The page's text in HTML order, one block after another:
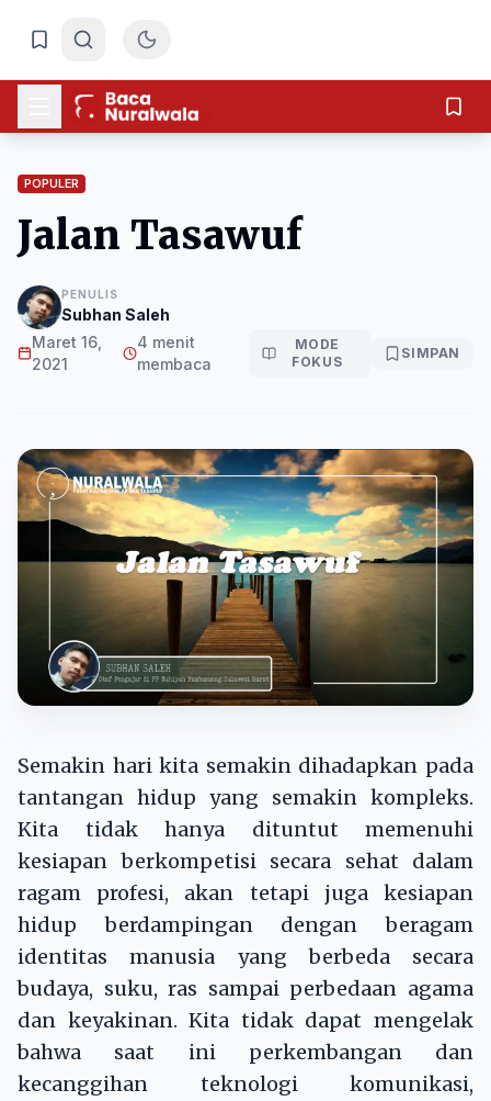
POPULER
Jalan Tasawuf
PENULIS
Subhan Saleh
Maret 16,
2021
4 menit
membaca
MODE
FOKUS
SIMPAN
Semakin hari kita semakin dihadapkan pada
tantangan hidup yang semakin kompleks.
Kita tidak hanya dituntut memenuhi
kesiapan berkompetisi secara sehat dalam
ragam profesi, akan tetapi juga kesiapan
hidup berdampingan dengan beragam
identitas manusia yang berbeda secara
budaya, suku, ras sampai perbedaan agama
dan keyakinan. Kita tidak dapat mengelak
bahwa saat ini perkembangan dan
kecanggihan teknologi komunikasi,